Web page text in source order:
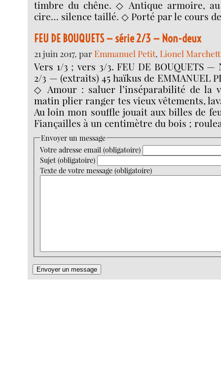
timbre du chêne. ◇ Antique armoire,
cire… silence taillé. ◇ Porté par le cours
FEU DE BOUQUETS — série 2/3 — Non-deux
21 juin 2017, parEmmanuel Petit,Lionel
Vers 1/3 ; vers 3/3. FEU DE BOUQUETS
2/3 — (extraits) 45 haïkus de
◇ Amour : saluer l’inséparabilité de la
matin plier ranger tes vieux vêtements,
Au loin mon souffle jouait aux billes de
Fiançailles à un centimètre du bois ;
Envoyer un message
Votre adresse email (obligatoire)
Sujet (obligatoire)
Texte de votre message (obligatoire)